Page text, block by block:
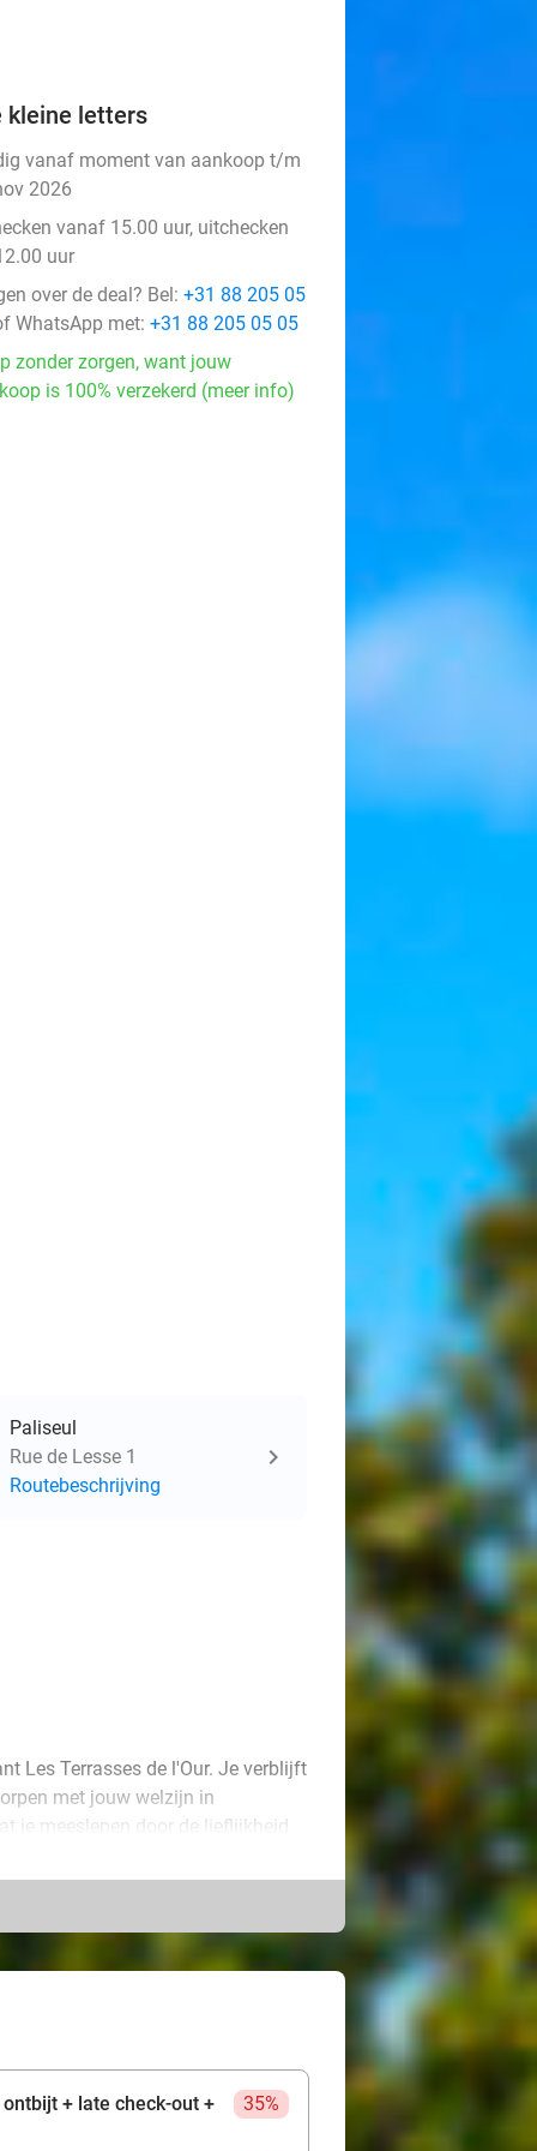
kleine letters
vanaf moment van aankoop t/m
2026
vanaf 15.00 uur, uitchecken
uur
over de deal? Bel: +31 88 205 05
WhatsApp met: +31 88 205 05 05
zonder zorgen, want jouw
is 100% verzekerd (meer info)
Paliseul
Rue de Lesse 1
Routebeschrijving
Les Terrasses de l'Our. Je verblijft
met jouw welzijn in
je meeslepen door de lieflijkheid
hand in hand over de paden van
zoals Rochehaut, Bouillon en
+ late check-out +
35%